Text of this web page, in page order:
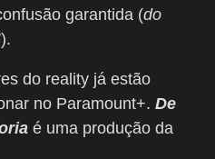
garantida (do
).
do reality já estão
no Paramount+. De
é uma produção da